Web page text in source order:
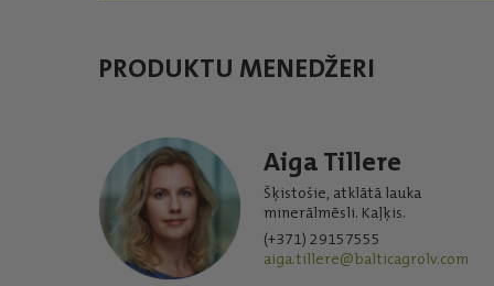
PRODUKTU MENEDŽERI
Aiga Tillere
Šķistošie, atklātā lauka
minerālmēsli. Kaļķis.
(+371) 29157555
aiga.tillere@balticagrolv.com